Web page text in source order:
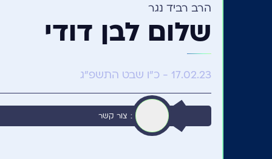
הרב רביד נגר
שלום לבן דודי
17.02.23 - כ"ו שבט התשפ"ג
לאתר הרב צור קשר